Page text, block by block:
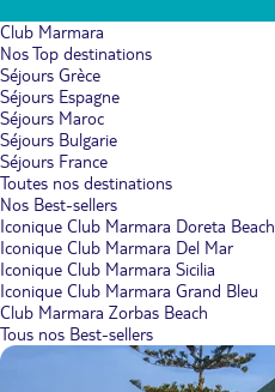
Club Marmara
Nos Top destinations
Séjours Grèce
Séjours Espagne
Séjours Maroc
Séjours Bulgarie
Séjours France
Toutes nos destinations
Nos Best-sellers
Iconique Club Marmara Doreta Beach
Iconique Club Marmara Del Mar
Iconique Club Marmara Sicilia
Iconique Club Marmara Grand Bleu
Club Marmara Zorbas Beach
Tous nos Best-sellers